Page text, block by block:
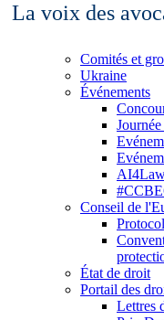
La voix des
Comités et
Ukraine
Événements
Conseil de
État de droit
Portail des
Lettres